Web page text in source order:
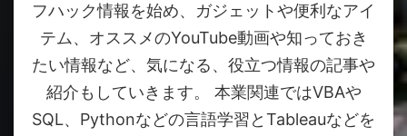
フハック情報を始め、ガジェットや便利なアイ
テム、オススメのYouTube動画や知っておき
たい情報など、気になる、役立つ情報の記事や
紹介もしていきます。 本業関連ではVBAや
SQL、Pythonなどの言語学習とTableauなどを